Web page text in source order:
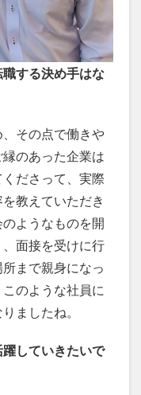
する決め手はな
その点で働きや
のあった企業は
ださって、実際
教えていただき
ようなものを開
面接を受けに行
まで親身になっ
のような社員に
ましたね。
していきたいで